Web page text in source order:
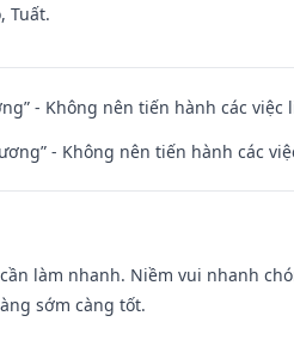
Tuất.
- Không nên tiến hành các
- Không nên tiến hành các
làm nhanh. Niềm vui nhanh
sớm càng tốt.